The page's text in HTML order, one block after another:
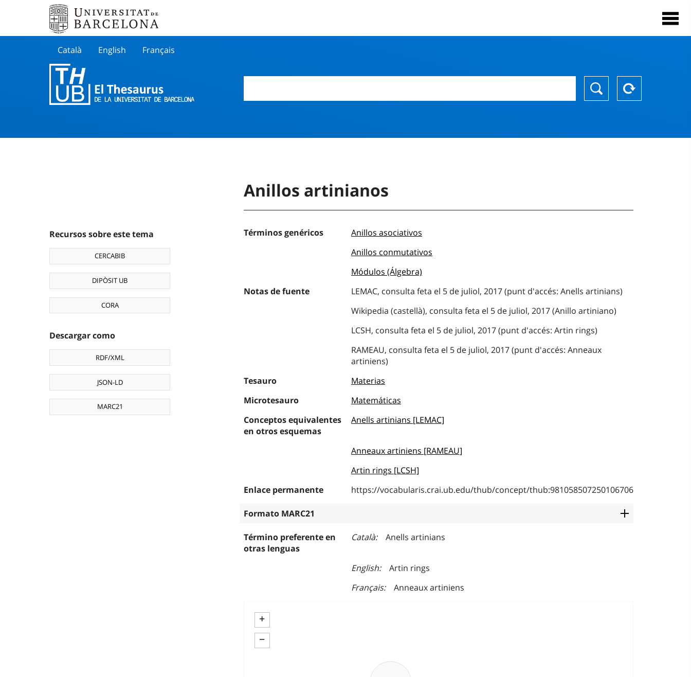
Català English Français
Recursos sobre este tema
CERCABIB
DIPÒSIT UB
CORA
Descargar como
RDF/XML
JSON-LD
MARC21
Anillos artinianos
Términos genéricos
Anillos asociativos
Anillos conmutativos
Módulos (Álgebra)
Notas de fuente
LEMAC, consulta feta el 5 de juliol, 2017 (punt d'accés: Anells artinians)
Wikipedia (castellà), consulta feta el 5 de juliol, 2017 (Anillo artiniano)
LCSH, consulta feta el 5 de juliol, 2017 (punt d'accés: Artin rings)
RAMEAU, consulta feta el 5 de juliol, 2017 (punt d'accés: Anneaux
artiniens)
Tesauro
Materias
Microtesauro
Matemáticas
Conceptos equivalentes
en otros esquemas
Anells artinians [LEMAC]
Anneaux artiniens [RAMEAU]
Artin rings [LCSH]
Enlace permanente
https://vocabularis.crai.ub.edu/thub/concept/thub:981058507250106706
Formato MARC21
Término preferente en
otras lenguas
Català Anells artinians
English
Artin rings
Français
Anneaux artiniens
+
−